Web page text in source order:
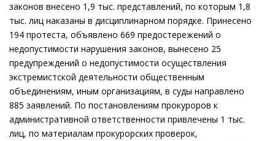
законов внесено 1,9 тыс. представлений, по которым 1,8
тыс. лиц наказаны в дисциплинарном порядке. Принесено
194 протеста, объявлено 669 предостережений о
недопустимости нарушения законов, вынесено 25
предупреждений о недопустимости осуществления
экстремистской деятельности общественным
объединениям, иным организациям, в суды направлено
885 заявлений. По постановлениям прокуроров к
административной ответственности привлечены 1 тыс.
лиц, по материалам прокурорских проверок,